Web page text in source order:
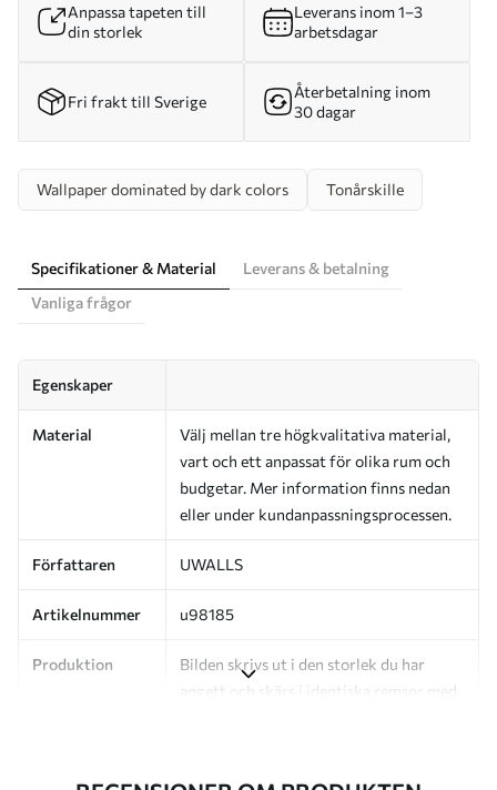
Anpassa tapeten till
din storlek
Leverans inom 1–3
arbetsdagar
Fri frakt till Sverige
Återbetalning inom
30 dagar
Wallpaper dominated by dark colors Tonårskille
Specifikationer & Material
Leverans & betalning
Vanliga frågor
Egenskaper
Material
Välj mellan tre högkvalitativa material,
vart och ett anpassat för olika rum och
budgetar. Mer information finns nedan
eller under kundanpassningsprocessen.
Författaren UWALLS
Artikelnummer u98185
Produktion
Bilden skrivs ut i den storlek du har
angett och skärs i identiska remsor med